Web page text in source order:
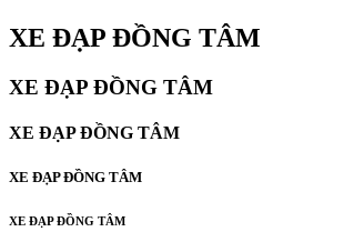
XE ĐẠP ĐỒNG TÂM
XE ĐẠP ĐỒNG TÂM
XE ĐẠP ĐỒNG TÂM
XE ĐẠP ĐỒNG TÂM
XE ĐẠP ĐỒNG TÂM